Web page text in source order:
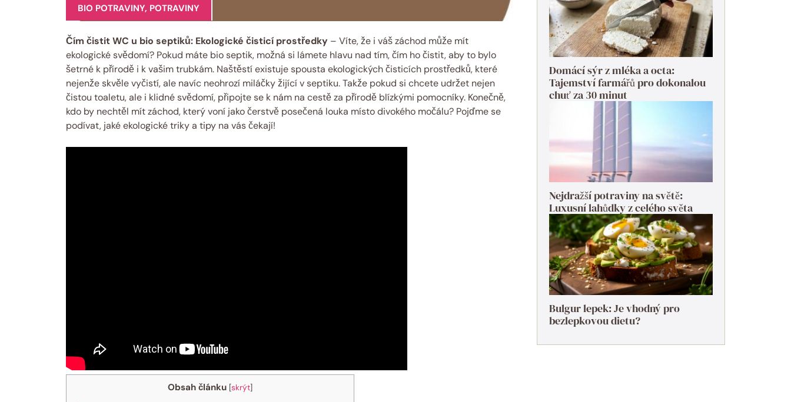
BIO POTRAVINY, POTRAVINY
Čím čistit WC ​u bio septiků: Ekologické čisticí⁤ prostředky – Víte, ⁢že i ⁢váš záchod může mít
ekologické ‌svědomí? ⁢Pokud máte bio septik, možná si lámete⁢ hlavu‌ nad tím, čím‍ ho‌ čistit, aby to bylo
šetrné k přírodě‍ i k vašim trubkám. Naštěstí‌ existuje spousta ekologických čisticích prostředků, které
‌nejenže skvěle vyčistí, ale navíc​ neohrozí‌ miláčky žijící v septiku. Takže pokud si chcete udržet nejen
čistou toaletu, ale i ​klidné svědomí, připojte‌ se ‍k nám na cestě​ za přírodě⁣ blízkými pomocníky. Konečně,
kdo by‌ nechtěl mít záchod, ‍který ​voní‌ jako čerstvě posečená​ louka místo⁣ divokého močálu?⁤ Pojďme se
podívat, jaké ekologické triky a tipy na‌ vás čekají!
Obsah článku [skrýt]
Domácí sýr z mléka a octa:
Tajemství farmářů pro dokonalou
chuť za 30 minut
Nejdražší potraviny na světě:
Luxusní lahůdky z celého světa
Bulgur lepek: Je vhodný pro
bezlepkovou dietu?